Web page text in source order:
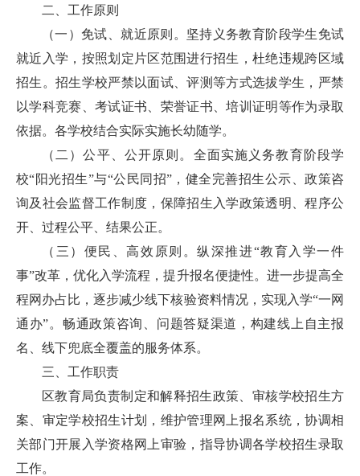
二、工作原则
（一）免试、就近原则。坚持义务教育阶段学生免试
就近入学，按照划定片区范围进行招生，杜绝违规跨区域
招生。招生学校严禁以面试、评测等方式选拔学生，严禁
以学科竞赛、考试证书、荣誉证书、培训证明等作为录取
依据。各学校结合实际实施长幼随学。
（二）公平、公开原则。全面实施义务教育阶段学
校“阳光招生”与“公民同招”，健全完善招生公示、政策咨
询及社会监督工作制度，保障招生入学政策透明、程序公
开、过程公平、结果公正。
（三）便民、高效原则。纵深推进“教育入学一件
事”改革，优化入学流程，提升报名便捷性。进一步提高全
程网办占比，逐步减少线下核验资料情况，实现入学“一网
通办”。畅通政策咨询、问题答疑渠道，构建线上自主报
名、线下兜底全覆盖的服务体系。
三、工作职责
区教育局负责制定和解释招生政策、审核学校招生方
案、审定学校招生计划，维护管理网上报名系统，协调相
关部门开展入学资格网上审验，指导协调各学校招生录取
工作。